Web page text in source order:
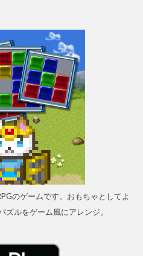
のゲームです。おもちゃとしてよ
ルをゲーム風にアレンジ。